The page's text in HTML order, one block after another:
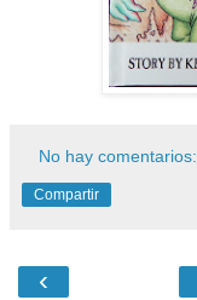
No hay comentarios:
Compartir
‹